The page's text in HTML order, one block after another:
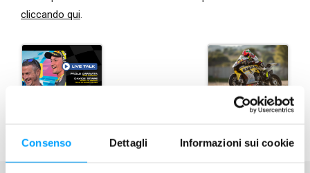
Consenso Dettagli Informazioni sui cookie
cliccando qui.